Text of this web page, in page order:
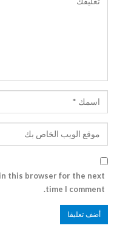
in this browser for the next
time I comment.